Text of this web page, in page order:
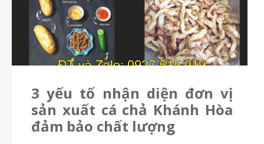
3 yếu tố nhận diện đơn vị
sản xuất cá chả Khánh Hòa
đảm bảo chất lượng